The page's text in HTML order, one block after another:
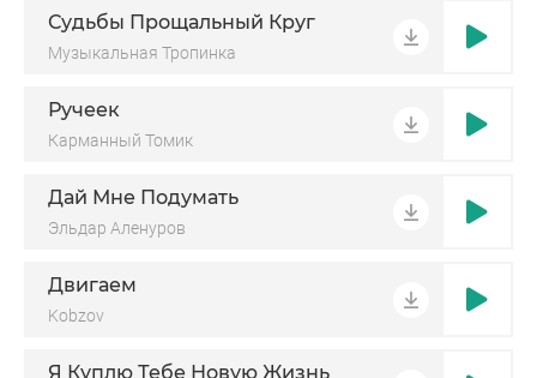
Судьбы Прощальный Круг
Музыкальная Тропинка
Ручеек
Карманный Томик
Дай Мне Подумать
Эльдар Аленуров
Двигаем
Kobzov
Я Куплю Тебе Новую Жизнь